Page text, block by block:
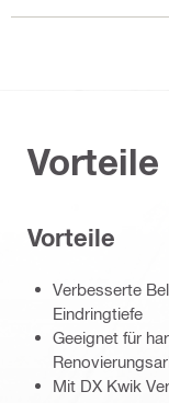
Vorteile
Vorteile
Verbesserte
Eindringtiefe
Geeignet für
Mit DX Kwik